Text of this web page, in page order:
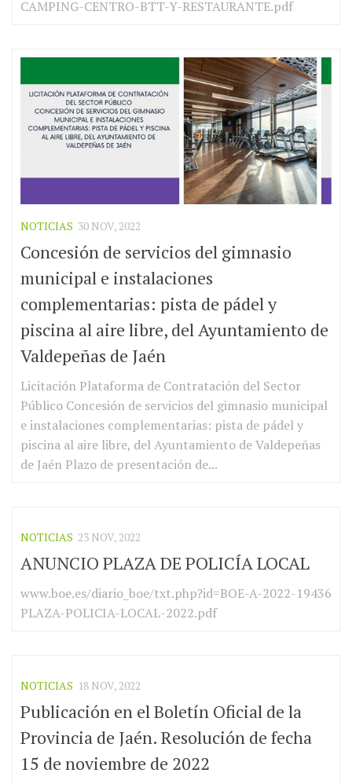
CAMPING-CENTRO-BTT-Y-RESTAURANTE.pdf
NOTICIAS 30 NOV, 2022
Concesión de servicios del gimnasio
municipal e instalaciones
complementarias: pista de pádel y
piscina al aire libre, del Ayuntamiento de
Valdepeñas de Jaén
Licitación Plataforma de Contratación del Sector
Público Concesión de servicios del gimnasio municipal
e instalaciones complementarias: pista de pádel y
piscina al aire libre, del Ayuntamiento de Valdepeñas
de Jaén Plazo de presentación de...
NOTICIAS 23 NOV, 2022
ANUNCIO PLAZA DE POLICÍA LOCAL
www.boe.es/diario_boe/txt.php?id=BOE-A-2022-19436
PLAZA-POLICIA-LOCAL-2022.pdf
NOTICIAS 18 NOV, 2022
Publicación en el Boletín Oficial de la
Provincia de Jaén. Resolución de fecha
15 de noviembre de 2022